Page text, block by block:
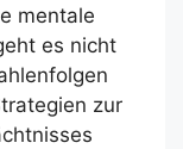
mentale
es nicht
zur